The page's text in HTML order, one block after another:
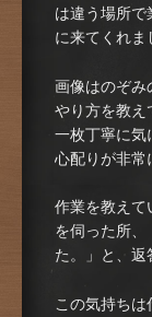
は違う場所
に来てくれま
画像はのぞみ
やり方を教え
一枚丁寧に気
心配りが非常
作業を教えて
を伺った所、
た。」と、返
この気持ち